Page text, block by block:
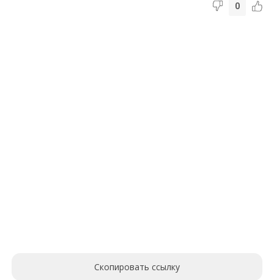
0
Скопировать ссылку